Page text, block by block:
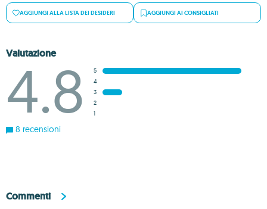
AGGIUNGI ALLA LISTA DEI DESIDERI AGGIUNGI AI CONSIGLIATI
Valutazione
4.8
5
4
3
2
1
8 recensioni
Commenti